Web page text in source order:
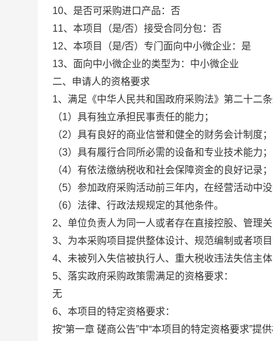
10、是否可采购进口产品： 否
11、本项目（是/否）接受合同分包： 否
12、本项目（是/否）专门面向中小微企业： 是
13、面向中小微企业的类型为： 中小微企业
二、申请人的资格要求
1、满足《中华人民共和国政府采购法》第二十二条
（1）具有独立承担民事责任的能力；
（2）具有良好的商业信誉和健全的财务会计制度；
（3）具有履行合同所必需的设备和专业技术能力；
（4）有依法缴纳税收和社会保障资金的良好记录；
（5）参加政府采购活动前三年内，在经营活动中
（6）法律、行政法规规定的其他条件。
2、单位负责人为同一人或者存在直接控股、管理
3、为本采购项目提供整体设计、规范编制或者项
4、未被列入失信被执行人、重大税收违法失信主
5、落实政府采购政策需满足的资格要求：
无
6、本项目的特定资格要求：
按“第一章 磋商公告”中“本项目的特定资格要求”提